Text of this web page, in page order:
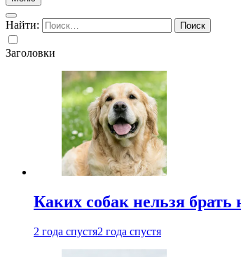
Найти:
Заголовки
Каких собак нельзя брать
2 года спустя2 года спустя